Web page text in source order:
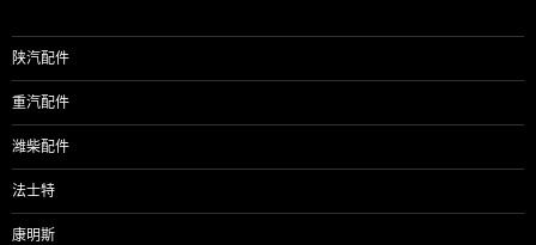
陕汽配件
重汽配件
潍柴配件
法士特
康明斯